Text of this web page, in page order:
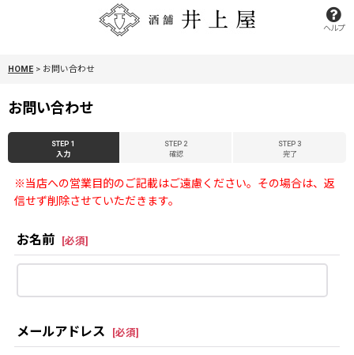
ヘルプ
HOME > お問い合わせ
お問い合わせ
STEP 1
入力
STEP 2
確認
STEP 3
完了
※当店への営業目的のご記載はご遠慮ください。その場合は、返
信せず削除させていただきます。
お名前 [必須]
メールアドレス [必須]